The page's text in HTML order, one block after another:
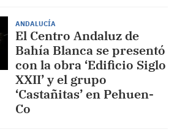
ANDALUCÍA
El Centro Andaluz de
Bahía Blanca se presentó
con la obra ‘Edificio Siglo
XXII’ y el grupo
‘Castañitas’ en Pehuen-
Co